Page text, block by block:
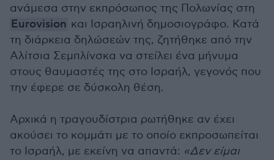
ανάμεσα στην εκπρόσωπος της Πολωνίας στη
Eurovision και Ισραηλινή δημοσιογράφο. Κατά
τη διάρκεια δηλώσεών της, ζητήθηκε από την
Αλίτσια Σεμπλίνσκα να στείλει ένα μήνυμα
στους θαυμαστές της στο Ισραήλ, γεγονός που
την έφερε σε δύσκολη θέση.
Αρχικά η τραγουδίστρια ρωτήθηκε αν έχει
ακούσει το κομμάτι με το οποίο εκπροσωπείται
το Ισραήλ, με εκείνη να απαντά: «Δεν είμαι